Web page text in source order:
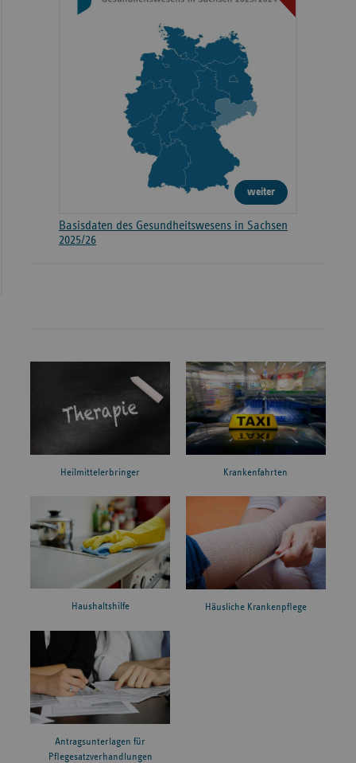
weiter
Basisdaten des Gesundheitswesens in Sachsen
2025/26
Heilmittelerbringer Krankenfahrten
Haushaltshilfe Häusliche Krankenpflege
Antragsunterlagen für
Pflegesatzverhandlungen